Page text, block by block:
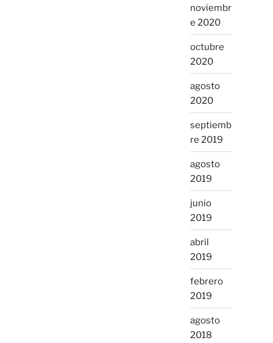
noviembr
e 2020
octubre
2020
agosto
2020
septiemb
re 2019
agosto
2019
junio
2019
abril
2019
febrero
2019
agosto
2018